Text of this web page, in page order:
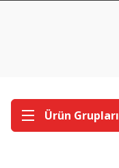
Ürün Grupları